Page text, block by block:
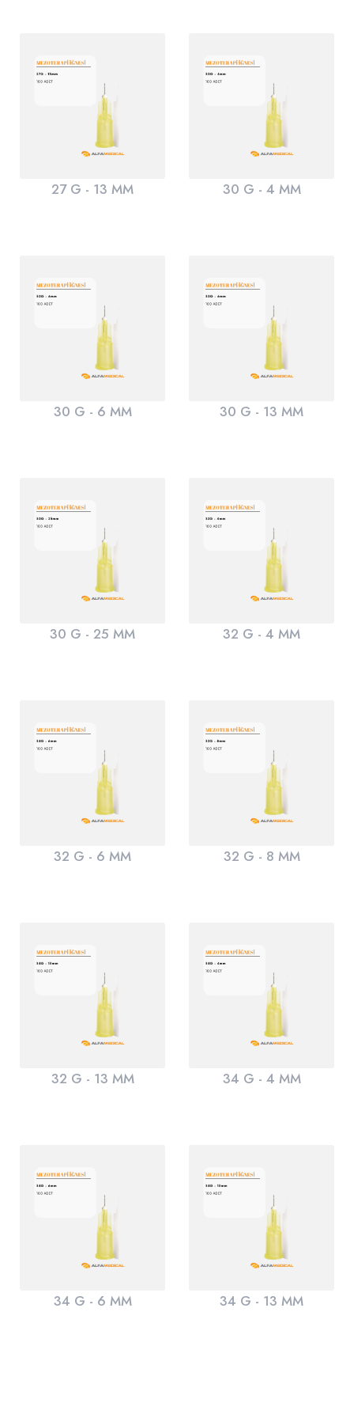
27 G - 13 MM 30 G - 4 MM
30 G - 6 MM 30 G - 13 MM
30 G - 25 MM 32 G - 4 MM
32 G - 6 MM 32 G - 8 MM
32 G - 13 MM 34 G - 4 MM
34 G - 6 MM 34 G - 13 MM